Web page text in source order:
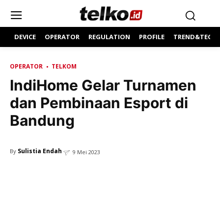
DEVICE OPERATOR REGULATION PROFILE
OPERATOR TELKOM
IndiHome Gelar Turnamen
dan Pembinaan Esport di
Bandung
By Sulistia Endah 9 Mei 2023